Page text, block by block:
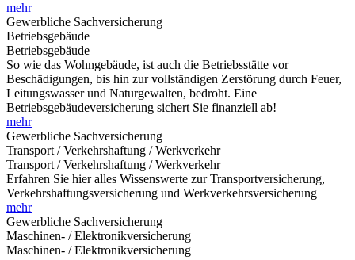
mehr
Gewerbliche Sachversicherung
Betriebsgebäude
Betriebsgebäude
So wie das Wohngebäude, ist auch die Betriebsstätte vor
Beschädigungen, bis hin zur vollständigen Zerstörung durch Feuer,
Leitungswasser und Naturgewalten, bedroht. Eine
Betriebsgebäudeversicherung sichert Sie finanziell ab!
mehr
Gewerbliche Sachversicherung
Transport / Verkehrshaftung / Werkverkehr
Transport / Verkehrshaftung / Werkverkehr
Erfahren Sie hier alles Wissenswerte zur Transportversicherung,
Verkehrshaftungsversicherung und Werkverkehrsversicherung
mehr
Gewerbliche Sachversicherung
Maschinen- / Elektronikversicherung
Maschinen- / Elektronikversicherung